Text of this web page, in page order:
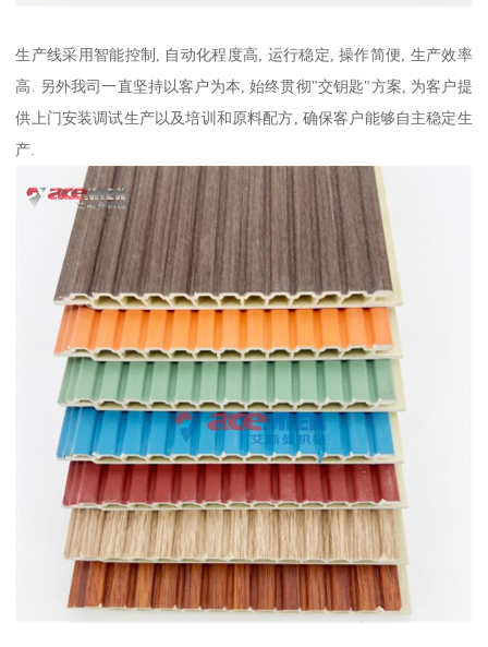
生产线采用智能控制, 自动化程度高, 运行稳定, 操作简便, 生产效率
高. 另外我司一直坚持以客户为本, 始终贯彻"交钥匙"方案, 为客户提
供上门安装调试生产以及培训和原料配方, 确保客户能够自主稳定生
产.